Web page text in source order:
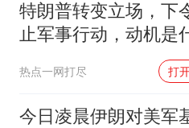
特朗普转变立场，下
止军事行动，动机是
热点一网打尽 打
今日凌晨伊朗对美军